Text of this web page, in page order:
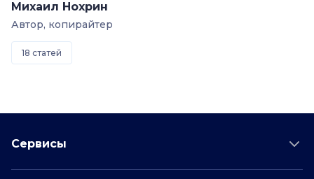
Михаил Нохрин
Автор, копирайтер
18 статей
Сервисы